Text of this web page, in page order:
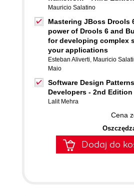
Mauricio Salatino
Mastering JBoss Drools
power of Drools 6 and
for developing complex
your applications
Esteban Aliverti, Mauricio
Maio
Software Design
Developers - 2nd Edition
Lalit Mehra
Cena
Dodaj do